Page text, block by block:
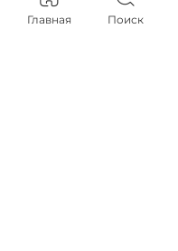
Главная Поиск
ts.async = true; ts.id = id; ts.src = "https://top-